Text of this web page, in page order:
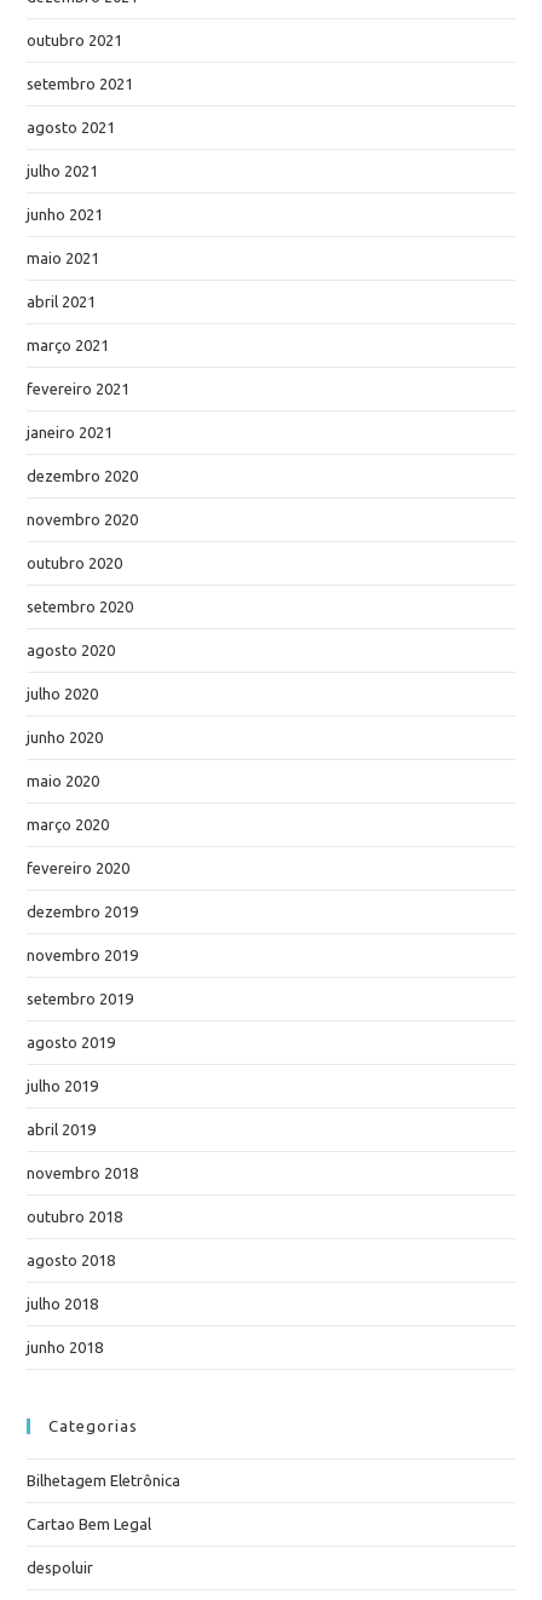
outubro 2021
setembro 2021
agosto 2021
julho 2021
junho 2021
maio 2021
abril 2021
março 2021
fevereiro 2021
janeiro 2021
dezembro 2020
novembro 2020
outubro 2020
setembro 2020
agosto 2020
julho 2020
junho 2020
maio 2020
março 2020
fevereiro 2020
dezembro 2019
novembro 2019
setembro 2019
agosto 2019
julho 2019
abril 2019
novembro 2018
outubro 2018
agosto 2018
julho 2018
junho 2018
Categorias
Bilhetagem Eletrônica
Cartao Bem Legal
despoluir